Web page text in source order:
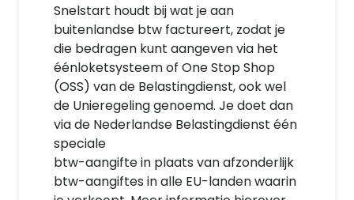
Snelstart houdt bij wat je aan
buitenlandse btw factureert, zodat je
die bedragen kunt aangeven via het
éénloketsysteem of One Stop Shop
(OSS) van de Belastingdienst, ook wel
de Unieregeling genoemd. Je doet dan
via de Nederlandse Belastingdienst één
speciale
btw-aangifte in plaats van afzonderlijk
btw-aangiftes in alle EU-landen waarin